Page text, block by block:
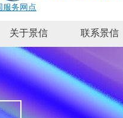
服务网点
关于景信 联系景信